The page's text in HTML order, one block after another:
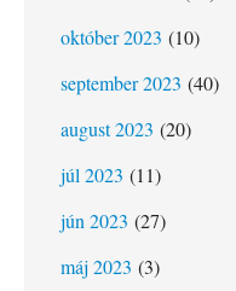
október 2023 (10)
september 2023 (40)
august 2023 (20)
júl 2023 (11)
jún 2023 (27)
máj 2023 (3)